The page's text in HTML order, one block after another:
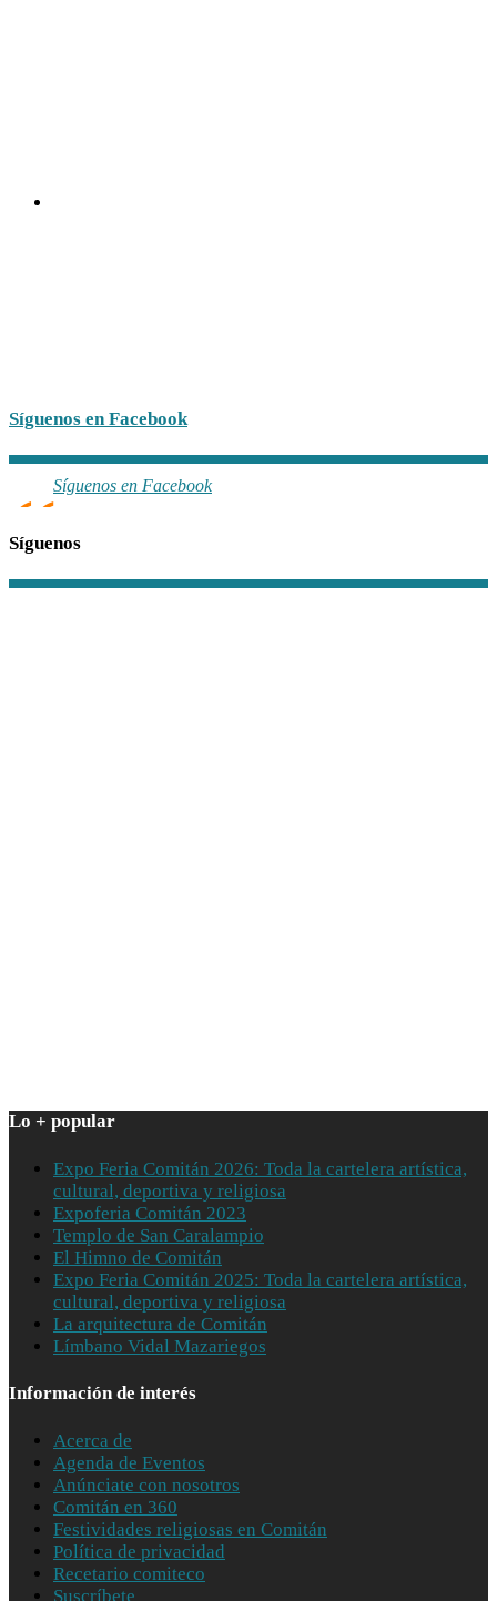
Síguenos en Facebook
Síguenos en Facebook
Síguenos
Lo + popular
Expo Feria Comitán 2026: Toda la cartelera artística,
cultural, deportiva y religiosa
Expoferia Comitán 2023
Templo de San Caralampio
El Himno de Comitán
Expo Feria Comitán 2025: Toda la cartelera artística,
cultural, deportiva y religiosa
La arquitectura de Comitán
Límbano Vidal Mazariegos
Información de interés
Acerca de
Agenda de Eventos
Anúnciate con nosotros
Comitán en 360
Festividades religiosas en Comitán
Política de privacidad
Recetario comiteco
Suscríbete